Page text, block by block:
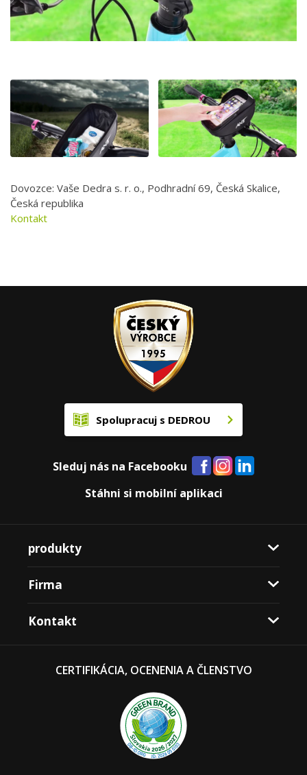
Dovozce: Vaše Dedra s. r. o., Podhradní 69, Česká Skalice,
Česká republika
Kontakt
Spolupracuj s DEDROU
Sleduj nás na Facebooku
Stáhni si mobilní aplikaci
produkty
Firma
Kontakt
CERTIFIKÁCIA, OCENENIA A ČLENSTVO